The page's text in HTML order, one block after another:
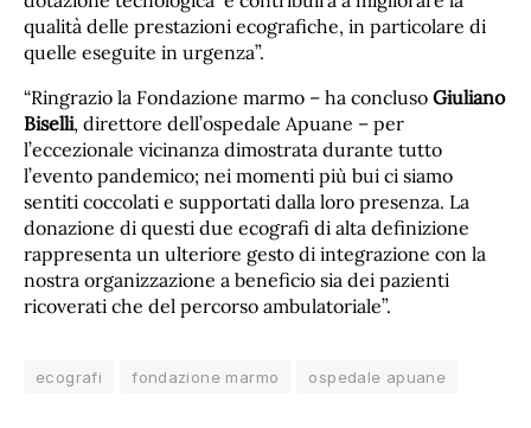
qualità delle prestazioni ecografiche, in particolare di
quelle eseguite in urgenza”.
“Ringrazio la Fondazione marmo – ha concluso Giuliano
Biselli, direttore dell’ospedale Apuane – per
l’eccezionale vicinanza dimostrata durante tutto
l’evento pandemico; nei momenti più bui ci siamo
sentiti coccolati e supportati dalla loro presenza. La
donazione di questi due ecografi di alta definizione
rappresenta un ulteriore gesto di integrazione con la
nostra organizzazione a beneficio sia dei pazienti
ricoverati che del percorso ambulatoriale”.
ecografi fondazione marmo ospedale apuane